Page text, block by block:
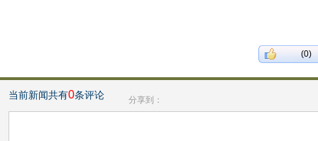
(0)
当前新闻共有0条评论 分享到：